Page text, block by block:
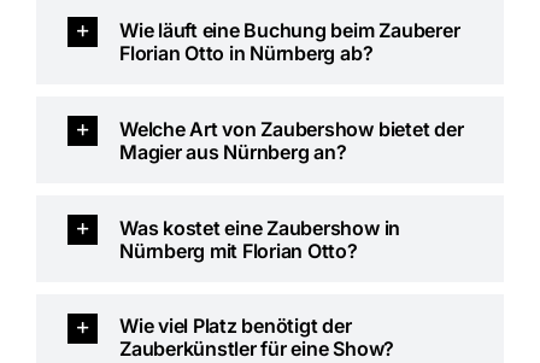
Wie läuft eine Buchung beim Zauberer
Florian Otto in Nürnberg ab?
Welche Art von Zaubershow bietet der
Magier aus Nürnberg an?
Was kostet eine Zaubershow in
Nürnberg mit Florian Otto?
Wie viel Platz benötigt der
Zauberkünstler für eine Show?